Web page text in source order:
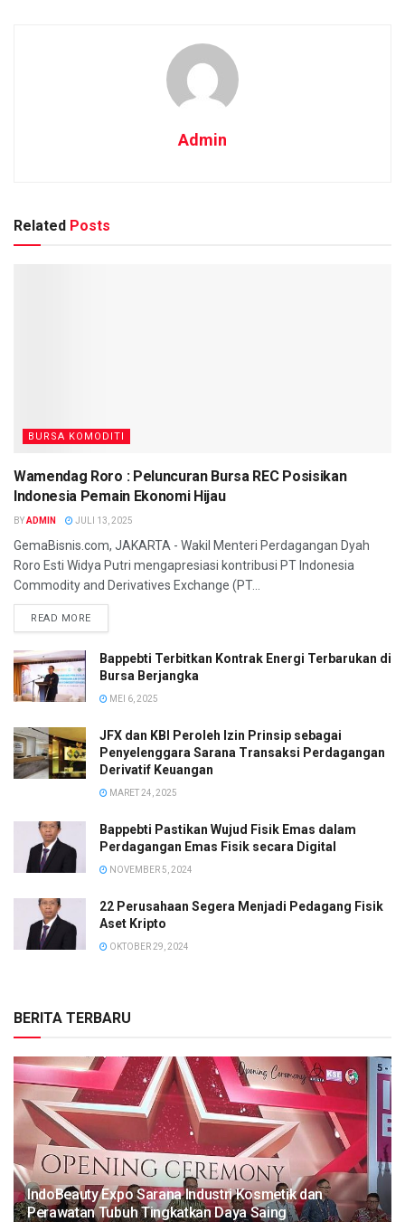
Admin
Related Posts
BURSA KOMODITI
Wamendag Roro : Peluncuran Bursa REC Posisikan
Indonesia Pemain Ekonomi Hijau
BYADMIN JULI 13, 2025
GemaBisnis.com, JAKARTA - Wakil Menteri Perdagangan Dyah
Roro Esti Widya Putri mengapresiasi kontribusi PT Indonesia
Commodity and Derivatives Exchange (PT...
READ MORE
Bappebti Terbitkan Kontrak Energi Terbarukan di
Bursa Berjangka
MEI 6, 2025
JFX dan KBI Peroleh Izin Prinsip sebagai
Penyelenggara Sarana Transaksi Perdagangan
Derivatif Keuangan
MARET 24, 2025
Bappebti Pastikan Wujud Fisik Emas dalam
Perdagangan Emas Fisik secara Digital
NOVEMBER 5, 2024
22 Perusahaan Segera Menjadi Pedagang Fisik
Aset Kripto
OKTOBER 29, 2024
BERITA TERBARU
IndoBeauty Expo Sarana Industri Kosmetik dan
Perawatan Tubuh Tingkatkan Daya Saing